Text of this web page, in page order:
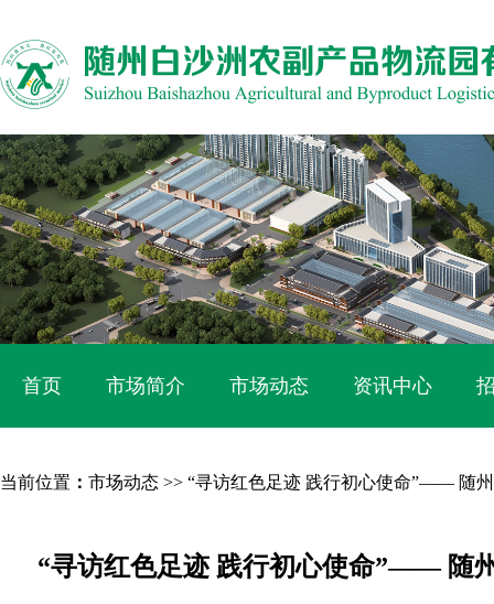
首页 市场简介 市场动态 资讯中心
当前位置 ： 市场动态 >> “寻访红色足迹 践行初心使命”—— 随
“寻访红色足迹 践行初心使命”—— 随